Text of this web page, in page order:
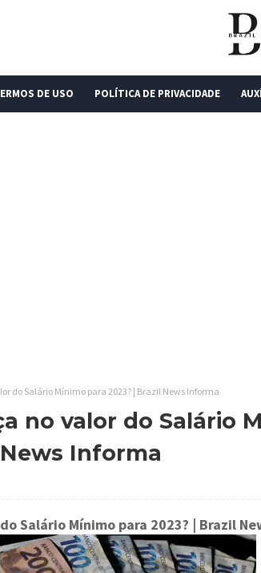
DE USO POLÍTICA DE PRIVACIDADE
do Salário Mínimo para 2023? | Brazil News Informa
no valor do Salário
Informa
Salário Mínimo para 2023? | Brazil